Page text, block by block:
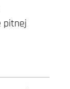
pitnej